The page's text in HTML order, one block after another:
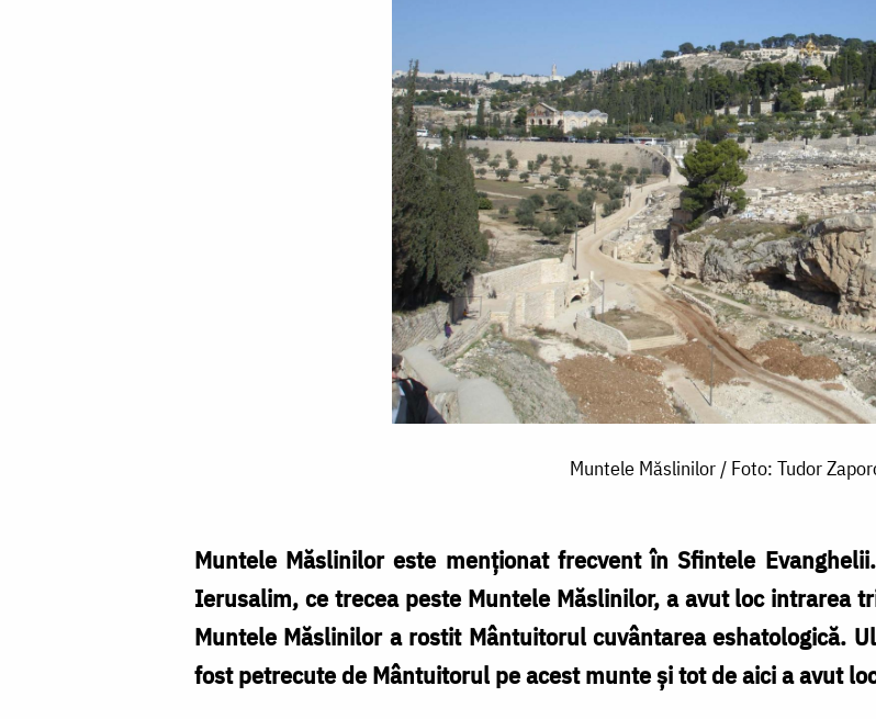
Muntele Măslinilor / Foto: Tudor
Muntele Măslinilor este menţionat frecvent în Sfintele
Ierusalim, ce trecea peste Muntele Măslinilor, a avut loc intrarea
Muntele Măslinilor a rostit Mântuitorul cuvântarea eshatologică.
fost petrecute de Mântuitorul pe acest munte și tot de aici a avut